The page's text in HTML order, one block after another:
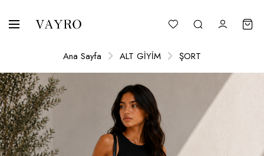
Ana Sayfa ALT GİYİM ŞORT